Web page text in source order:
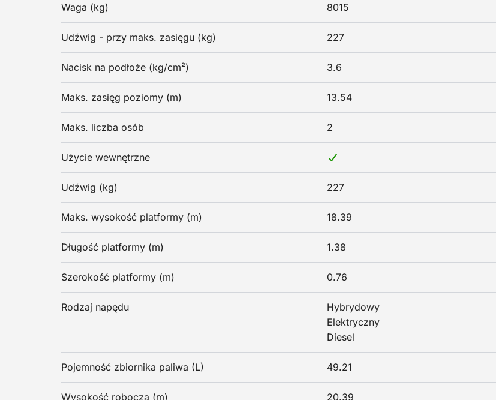
Waga (kg) 8015
Udźwig - przy maks. zasięgu (kg) 227
Nacisk na podłoże (kg/cm²) 3.6
Maks. zasięg poziomy (m) 13.54
Maks. liczba osób 2
Użycie wewnętrzne
Udźwig (kg) 227
Maks. wysokość platformy (m) 18.39
Długość platformy (m) 1.38
Szerokość platformy (m) 0.76
Rodzaj napędu
Hybrydowy
Elektryczny
Diesel
Pojemność zbiornika paliwa (L) 49.21
Wysokość robocza (m) 20.39